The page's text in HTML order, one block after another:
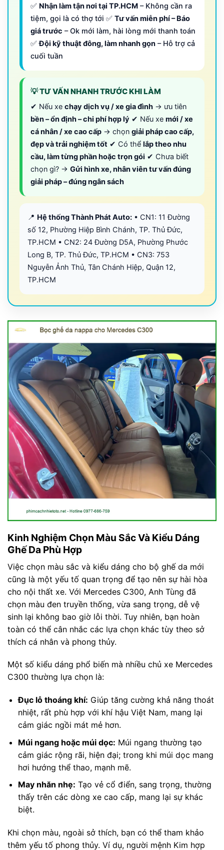
✅ Nhận làm tận nơi tại TP.HCM – Không cần ra
tiệm, gọi là có thợ tới ✅ Tư vấn miễn phí – Báo
giá trước – Ok mới làm, hài lòng mới thanh toán
✅Đội kỹ thuật đông, làm nhanh gọn – Hỗ trợ cả
cuối tuần
💡 TƯ VẤN NHANH TRƯỚC KHI LÀM
✔ Nếu xe chạy dịch vụ / xe gia đình → ưu tiên
bền – ổn định – chi phí hợp lý ✔ Nếu xe mới / xe
cá nhân / xe cao cấp → chọn giải pháp cao cấp,
đẹp và trải nghiệm tốt ✔ Có thể lắp theo nhu
cầu, làm từng phần hoặc trọn gói ✔ Chưa biết
chọn gì? → Gửi hình xe, nhân viên tư vấn đúng
giải pháp – đúng ngân sách
📍 Hệ thống Thành Phát Auto: • CN1: 11 Đường
số 12, Phường Hiệp Bình Chánh, TP. Thủ Đức,
TP.HCM • CN2: 24 Đường D5A, Phường Phước
Long B, TP. Thủ Đức, TP.HCM • CN3: 753
Nguyễn Ảnh Thủ, Tân Chánh Hiệp, Quận 12,
TP.HCM
Kinh Nghiệm Chọn Màu Sắc Và Kiểu Dáng
Ghế Da Phù Hợp
Việc chọn màu sắc và kiểu dáng cho bộ ghế da mới
cũng là một yếu tố quan trọng để tạo nên sự hài hòa
cho nội thất xe. Với Mercedes C300, Anh Tùng đã
chọn màu đen truyền thống, vừa sang trọng, dễ vệ
sinh lại không bao giờ lỗi thời. Tuy nhiên, bạn hoàn
toàn có thể cân nhắc các lựa chọn khác tùy theo sở
thích cá nhân và phong thủy.
Một số kiểu dáng phổ biến mà nhiều chủ xe Mercedes
C300 thường lựa chọn là:
Đục lỗ thoáng khí: Giúp tăng cường khả năng thoát
nhiệt, rất phù hợp với khí hậu Việt Nam, mang lại
cảm giác ngồi mát mẻ hơn.
Múi ngang hoặc múi dọc: Múi ngang thường tạo
cảm giác rộng rãi, hiện đại; trong khi múi dọc mang
hơi hướng thể thao, mạnh mẽ.
May nhăn nhẹ: Tạo vẻ cổ điển, sang trọng, thường
thấy trên các dòng xe cao cấp, mang lại sự khác
biệt.
Khi chọn màu, ngoài sở thích, bạn có thể tham khảo
thêm yếu tố phong thủy. Ví dụ, người mệnh Kim hợp